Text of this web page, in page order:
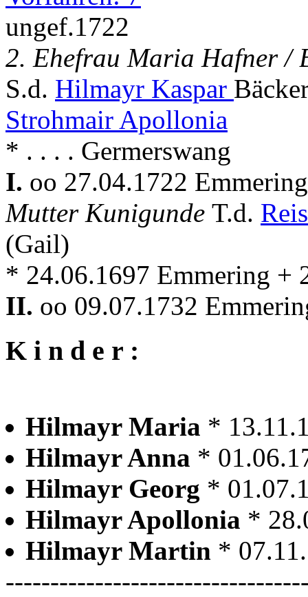
ungef.1722
2. Ehefrau Maria Hafner /
S.d. Hilmayr Kaspar
Strohmair Apollonia
* . . . . Germerswang
I. oo 27.04.1722
Mutter Kunigunde T.d.
(Gail)
* 24.06.1697 Emmering +
II. oo 09.07.1732
K i n d e r :
Hilmayr Maria *
Hilmayr Anna *
Hilmayr Georg *
Hilmayr Apollonia *
Hilmayr Martin *